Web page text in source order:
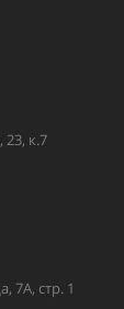
23, к.7
7А, стр. 1